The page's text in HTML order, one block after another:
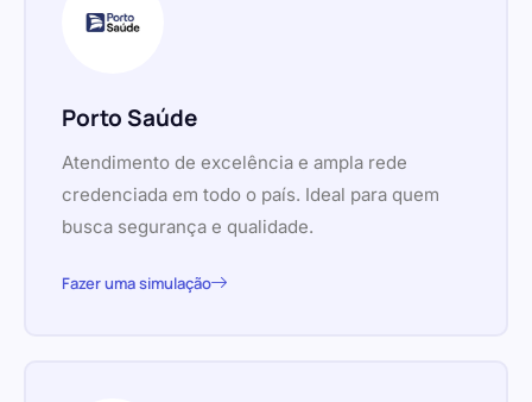
Porto Saúde
Atendimento de excelência e ampla rede
credenciada em todo o país. Ideal para quem
busca segurança e qualidade.
Fazer uma simulação